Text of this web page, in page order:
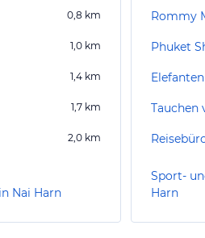
0,8 km
1,0 km
1,4 km
1,7 km
2,0 km
Nai Harn
Rommy
Phuket
Tauchen
Sport-
Harn